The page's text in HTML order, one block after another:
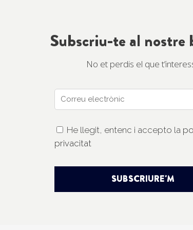
Subscriu-te al
No et perdis el que
Correu
electrònic
He llegit, entenc i accepto la
privacitat